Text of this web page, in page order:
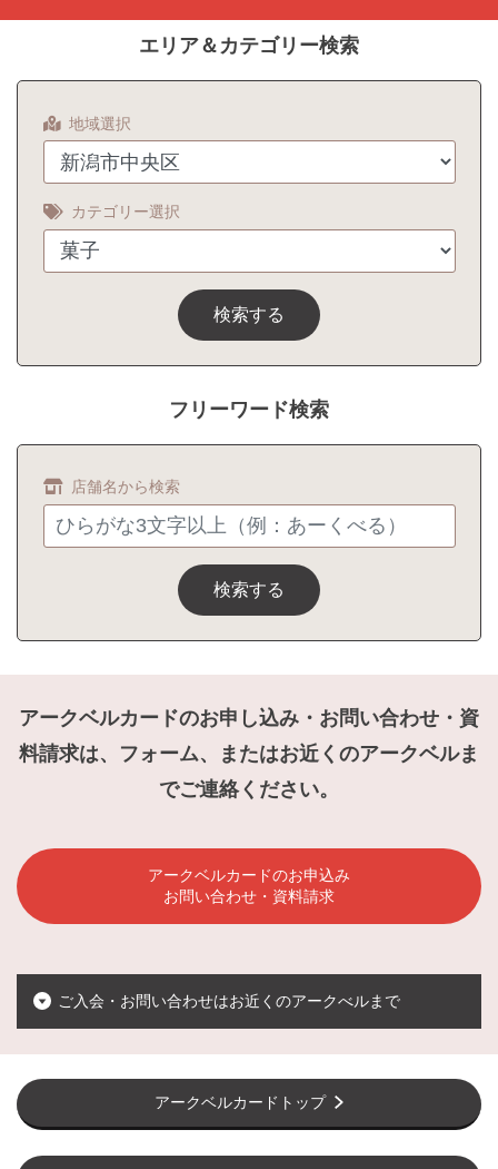
エリア＆カテゴリー検索
地域選択
カテゴリー選択
検索する
フリーワード検索
店舗名から検索
検索する
アークベルカードのお申し込み・お問い合わせ・資
料請求は、フォーム、またはお近くのアークベルま
でご連絡ください。
アークベルカードのお申込み
お問い合わせ・資料請求
ご入会・お問い合わせはお近くのアークべルまで
アークベルカードトップ